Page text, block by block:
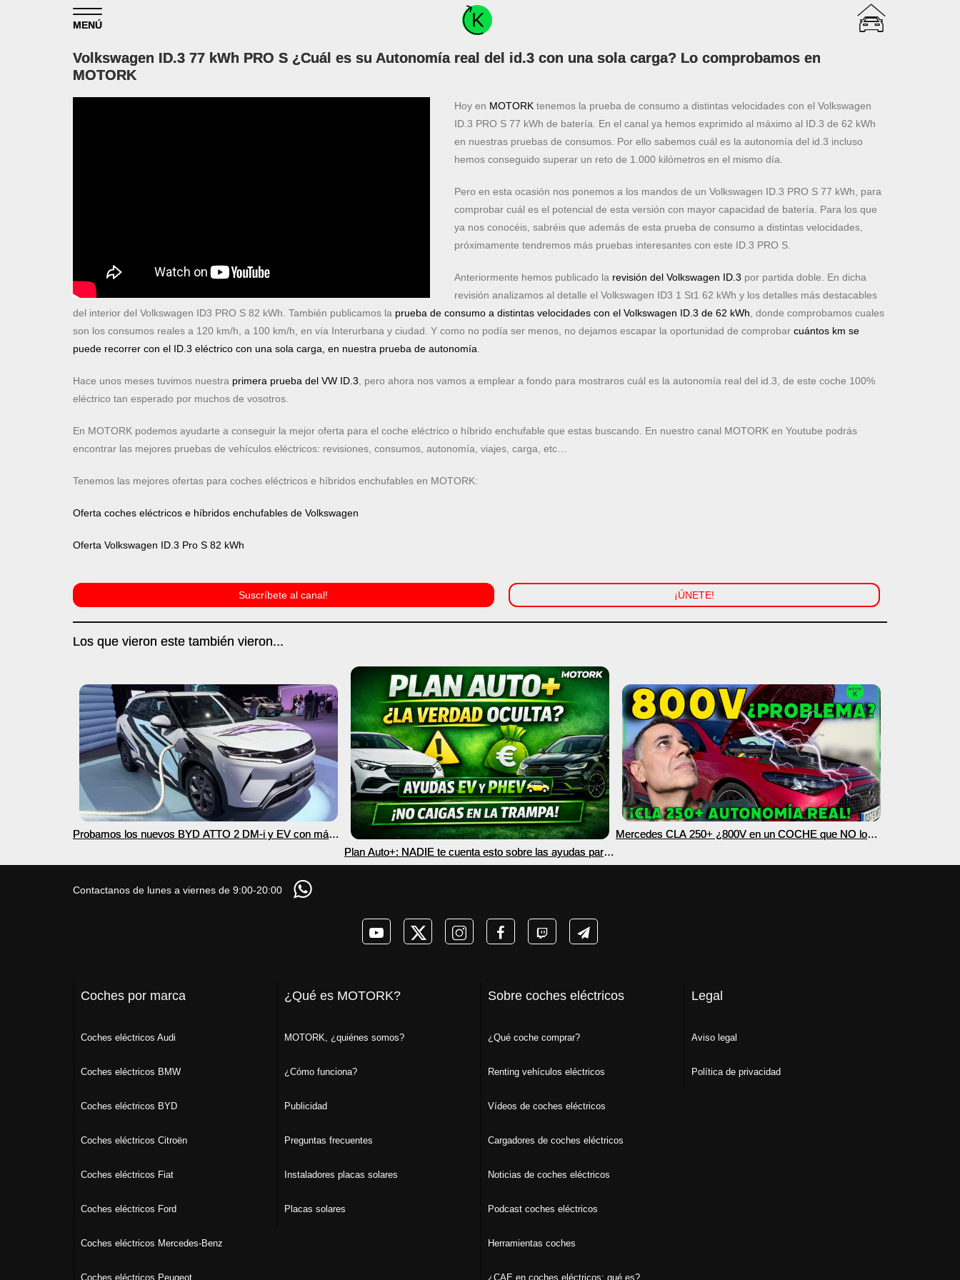
MENÚ
Volkswagen ID.3 77 kWh PRO S ¿Cuál es su Autonomía real del id.3 con una sola carga? Lo comprobamos en
MOTORK
Hoy en MOTORK tenemos la prueba de consumo a distintas velocidades con el Volkswagen
ID.3 PRO S 77 kWh de batería. En el canal ya hemos exprimido al máximo al ID.3 de 62 kWh
en nuestras pruebas de consumos. Por ello sabemos cuál es la autonomía del id.3 incluso
hemos conseguido superar un reto de 1.000 kilómetros en el mismo día.
Pero en esta ocasión nos ponemos a los mandos de un Volkswagen ID.3 PRO S 77 kWh, para
comprobar cuál es el potencial de esta versión con mayor capacidad de batería. Para los que
ya nos conocéis, sabréis que además de esta prueba de consumo a distintas velocidades,
próximamente tendremos más pruebas interesantes con este ID.3 PRO S.
Anteriormente hemos publicado la revisión del Volkswagen ID.3 por partida doble. En dicha
revisión analizamos al detalle el Volkswagen ID3 1 St1 62 kWh y los detalles más destacables
del interior del Volkswagen ID3 PRO S 82 kWh. También publicamos la prueba de consumo a distintas velocidades con el Volkswagen ID.3 de 62 kWh, donde comprobamos cuales
son los consumos reales a 120 km/h, a 100 km/h, en vía Interurbana y ciudad. Y como no podía ser menos, no dejamos escapar la oportunidad de comprobar cuántos km se
puede recorrer con el ID.3 eléctrico con una sola carga, en nuestra prueba de autonomía.
Hace unos meses tuvimos nuestra primera prueba del VW ID.3, pero ahora nos vamos a emplear a fondo para mostraros cuál es la autonomía real del id.3, de este coche 100%
eléctrico tan esperado por muchos de vosotros.
En MOTORK podemos ayudarte a conseguir la mejor oferta para el coche eléctrico o híbrido enchufable que estas buscando. En nuestro canal MOTORK en Youtube podrás
encontrar las mejores pruebas de vehículos eléctricos: revisiones, consumos, autonomía, viajes, carga, etc…
Tenemos las mejores ofertas para coches eléctricos e híbridos enchufables en MOTORK:
Oferta coches eléctricos e híbridos enchufables de Volkswagen
Oferta Volkswagen ID.3 Pro S 82 kWh
Suscríbete al canal! ¡ÚNETE!
Los que vieron este también vieron...
Probamos los nuevos BYD ATTO 2 DM-i y EV con más
Plan Auto+: NADIE te cuenta esto sobre las ayudas para
coches eléctricos y PHEV 2026
Mercedes CLA 250+ ¿800V en un COCHE que NO lo
Contactanos de lunes a viernes de 9:00-20:00
Coches por marca
Coches eléctricos Audi
Coches eléctricos BMW
Coches eléctricos BYD
Coches eléctricos Citroën
Coches eléctricos Fiat
Coches eléctricos Ford
Coches eléctricos Mercedes-Benz
Coches eléctricos Peugeot
¿Qué es MOTORK?
MOTORK, ¿quiénes somos?
¿Cómo funciona?
Publicidad
Preguntas frecuentes
Instaladores placas solares
Placas solares
Sobre coches eléctricos
¿Qué coche comprar?
Renting vehículos eléctricos
Vídeos de coches eléctricos
Cargadores de coches eléctricos
Noticias de coches eléctricos
Podcast coches eléctricos
Herramientas coches
¿CAE en coches eléctricos: qué es?
Legal
Aviso legal
Política de privacidad